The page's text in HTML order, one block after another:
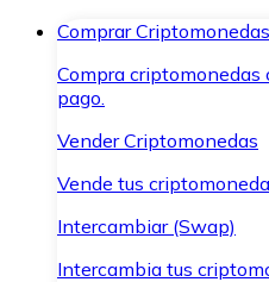
Comprar Criptomonedas
Compra
pago.
Vender Criptomonedas
Vende tus
Intercambiar (Swap)
Intercambia tus